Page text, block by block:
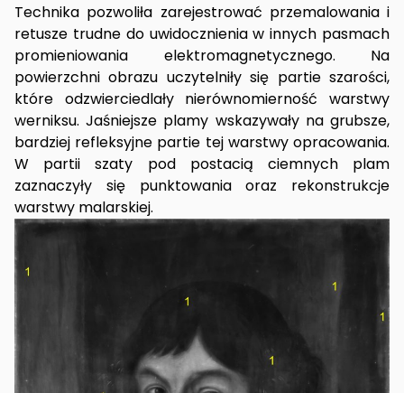
Technika pozwoliła zarejestrować przemalowania i
retusze trudne do uwidocznienia w innych pasmach
promieniowania elektromagnetycznego. Na
powierzchni obrazu uczytelniły się partie szarości,
które odzwierciedlały nierównomierność warstwy
werniksu. Jaśniejsze plamy wskazywały na grubsze,
bardziej refleksyjne partie tej warstwy opracowania.
W partii szaty pod postacią ciemnych plam
zaznaczyły się punktowania oraz rekonstrukcje
warstwy malarskiej.